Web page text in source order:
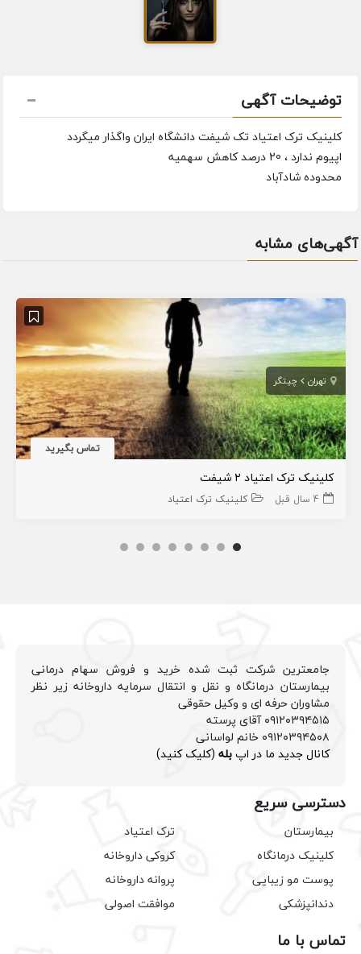
توضیحات آگهی
کلینیک ترک اعتیاد تک شیفت دانشگاه ایران واگذار میگردد
اپیوم ندارد ، 20 درصد کاهش سهمیه
محدوده شادآباد
آگهی‌های مشابه
تهران چیتگر
تماس بگیرید
کلینیک ترک اعتیاد ۲ شیفت
4 سال قبل کلینیک ترک اعتیاد
جامعترین شرکت ثبت شده خرید و فروش سهام درمانی
بیمارستان درمانگاه و نقل و انتقال سرمایه داروخانه زیر نظر
مشاوران حرفه ای و وکیل حقوقی
۰۹۱۲۰۳۹۴۵۱۵ آقای پرسته
۰۹۱۲۰۳۹۴۵۰۸ خانم لواسانی
کانال جدید ما در اپبله (کلیک کنید)
دسترسی سریع
بیمارستان
کلینیک درمانگاه
پوست مو زیبایی
دندانپزشکی
ترک اعتیاد
کروکی داروخانه
پروانه داروخانه
موافقت اصولی
تماس با ما